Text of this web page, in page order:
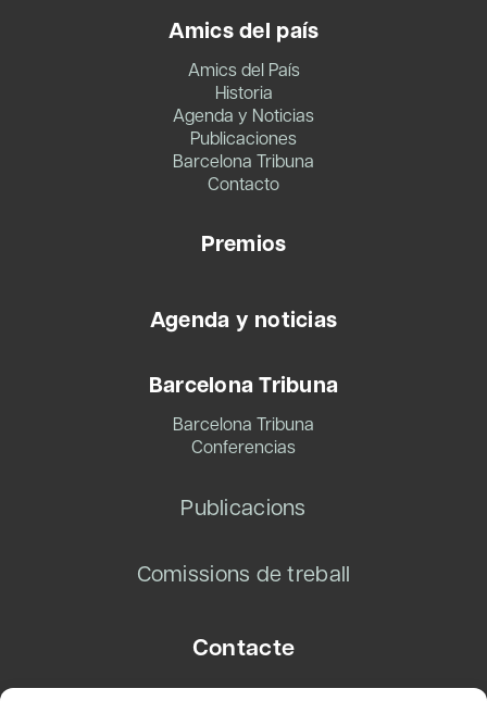
Amics del país
Amics del País
Historia
Agenda y Noticias
Publicaciones
Barcelona Tribuna
Contacto
Premios
Agenda y noticias
Barcelona Tribuna
Barcelona Tribuna
Conferencias
Publicacions
Comissions de treball
Contacte